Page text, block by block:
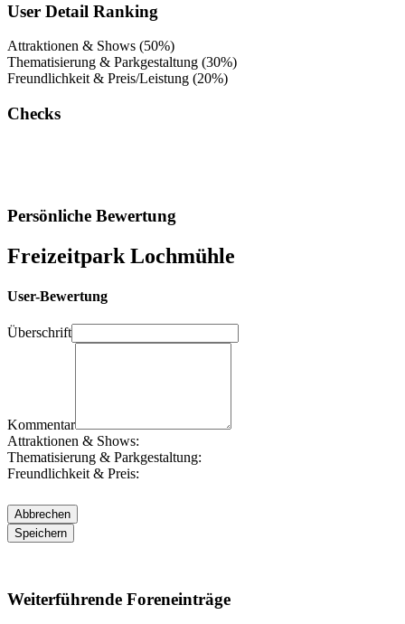
User Detail Ranking
Attraktionen & Shows (50%)
Thematisierung & Parkgestaltung (30%)
Freundlichkeit & Preis/Leistung (20%)
Checks
Persönliche Bewertung
Freizeitpark Lochmühle
User-Bewertung
Überschrift
Kommentar
Attraktionen & Shows:
Thematisierung & Parkgestaltung:
Freundlichkeit & Preis:
Weiterführende Foreneinträge